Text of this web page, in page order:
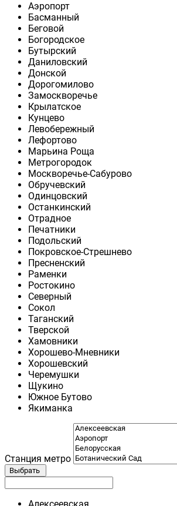
Аэропорт
Басманный
Беговой
Богородское
Бутырский
Даниловский
Донской
Дорогомилово
Замоскворечье
Крылатское
Кунцево
Левобережный
Лефортово
Марьина Роща
Метрогородок
Москворечье-Сабурово
Обручевский
Одинцовский
Останкинский
Отрадное
Печатники
Подольский
Покровское-Стрешнево
Пресненский
Раменки
Ростокино
Северный
Сокол
Таганский
Тверской
Хамовники
Хорошево-Мневники
Хорошевский
Черемушки
Щукино
Южное Бутово
Якиманка
Станция метро
Выбрать